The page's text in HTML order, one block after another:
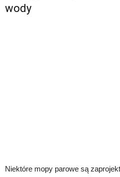
wody
Niektóre mopy parowe są